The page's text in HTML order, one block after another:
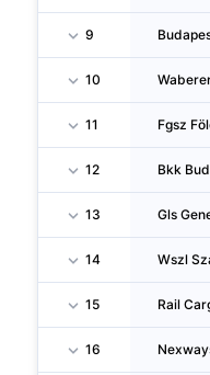
9
10
11
12
13
14
15
16